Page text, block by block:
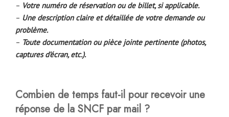
– Votre numéro de réservation ou de billet, si applicable.
– Une description claire et détaillée de votre demande ou
problème.
– Toute documentation ou pièce jointe pertinente (photos,
captures d’écran, etc.).
Combien de temps faut-il pour recevoir une
réponse de la SNCF par mail ?